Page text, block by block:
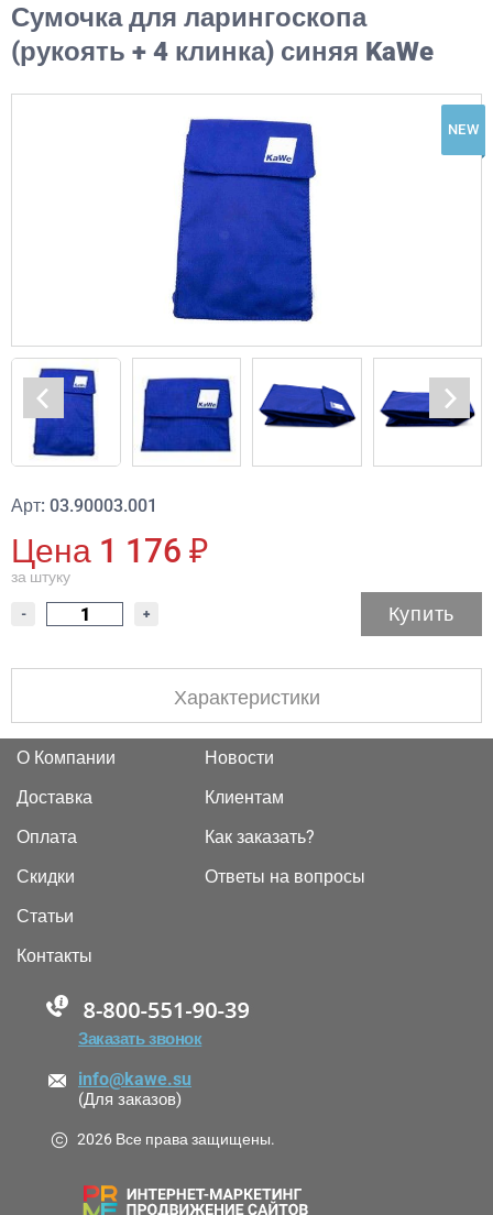
Сумочка для ларингоскопа
(рукоять + 4 клинка) синяя KaWe
NEW
Арт: 03.90003.001
Цена 1 176 ₽
за штуку
- + Купить
Характеристики
О Компании
Доставка
Оплата
Скидки
Новости
Клиентам
Как заказать?
Ответы на вопросы
Статьи
Контакты
88005555550
Заказать звонок
info@kawe.su
(Для заказов)
2026 Все права защищены.